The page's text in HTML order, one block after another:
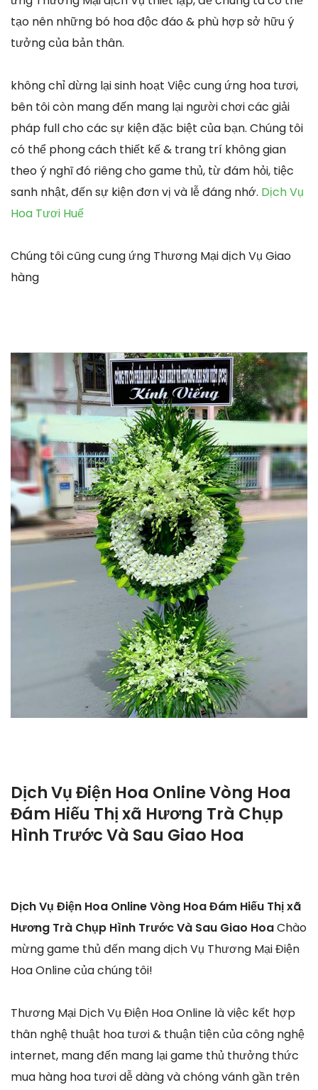
tạo nên những bó hoa độc đáo & phù hợp sở hữu ý
tưởng của bản thân.
không chỉ dừng lại sinh hoạt Việc cung ứng hoa tươi,
bên tôi còn mang đến mang lại người chơi các giải
pháp full cho các sự kiện đặc biệt của bạn. Chúng tôi
có thể phong cách thiết kế & trang trí không gian
theo ý nghĩ đó riêng cho game thủ, từ đám hỏi, tiệc
sanh nhật, đến sự kiện đơn vị và lễ đáng nhớ. Dịch Vụ
Hoa Tươi Huế
Chúng tôi cũng cung ứng Thương Mại dịch Vụ Giao
hàng
Dịch Vụ Điện Hoa Online Vòng Hoa
Đám Hiếu Thị xã Hương Trà Chụp
Hình Trước Và Sau Giao Hoa
Dịch Vụ Điện Hoa Online Vòng Hoa Đám Hiếu Thị xã
Hương Trà Chụp Hình Trước Và Sau Giao HoaChào
mừng game thủ đến mang dịch Vụ Thương Mại Điện
Hoa Online của chúng tôi!
Thương Mại Dịch Vụ Điện Hoa Online là việc kết hợp
thân nghệ thuật hoa tươi & thuận tiện của công nghệ
internet, mang đến mang lại game thủ thưởng thức
mua hàng hoa tươi dễ dàng và chóng vánh gần trên